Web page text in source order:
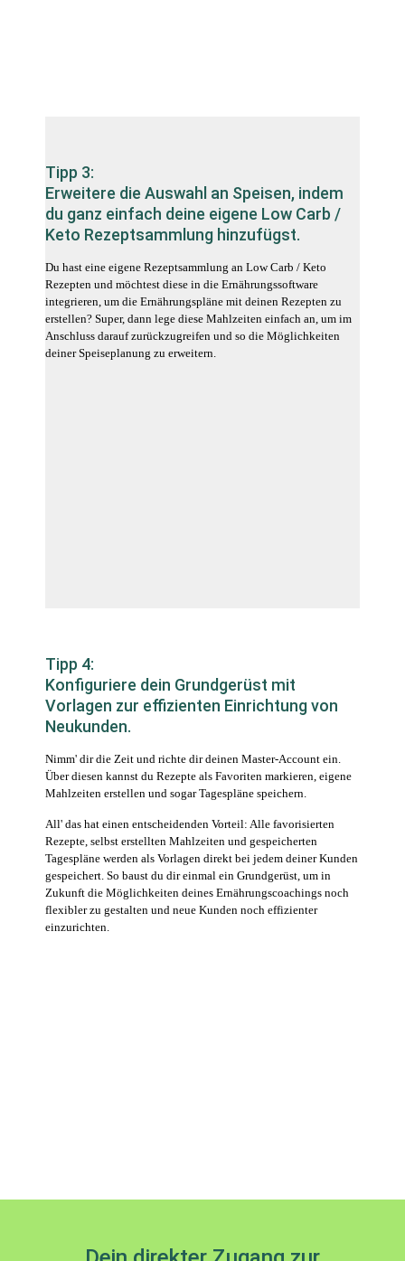
Tipp 3:
Erweitere die Auswahl an Speisen, indem
du ganz einfach deine eigene Low Carb /
Keto Rezeptsammlung hinzufügst.
Du hast eine eigene Rezeptsammlung an Low Carb / Keto
Rezepten und möchtest diese in die Ernährungssoftware
integrieren, um die Ernährungspläne mit deinen Rezepten zu
erstellen? Super, dann lege diese Mahlzeiten einfach an, um im
Anschluss darauf zurückzugreifen und so die Möglichkeiten
deiner Speiseplanung zu erweitern.
Tipp 4:
Konfiguriere dein Grundgerüst mit
Vorlagen zur effizienten Einrichtung von
Neukunden.
Nimm' dir die Zeit und richte dir deinen Master-Account ein.
Über diesen kannst du Rezepte als Favoriten markieren, eigene
Mahlzeiten erstellen und sogar Tagespläne speichern.
All' das hat einen entscheidenden Vorteil: Alle favorisierten
Rezepte, selbst erstellten Mahlzeiten und gespeicherten
Tagespläne werden als Vorlagen direkt bei jedem deiner Kunden
gespeichert. So baust du dir einmal ein Grundgerüst, um in
Zukunft die Möglichkeiten deines Ernährungscoachings noch
flexibler zu gestalten und neue Kunden noch effizienter
einzurichten.